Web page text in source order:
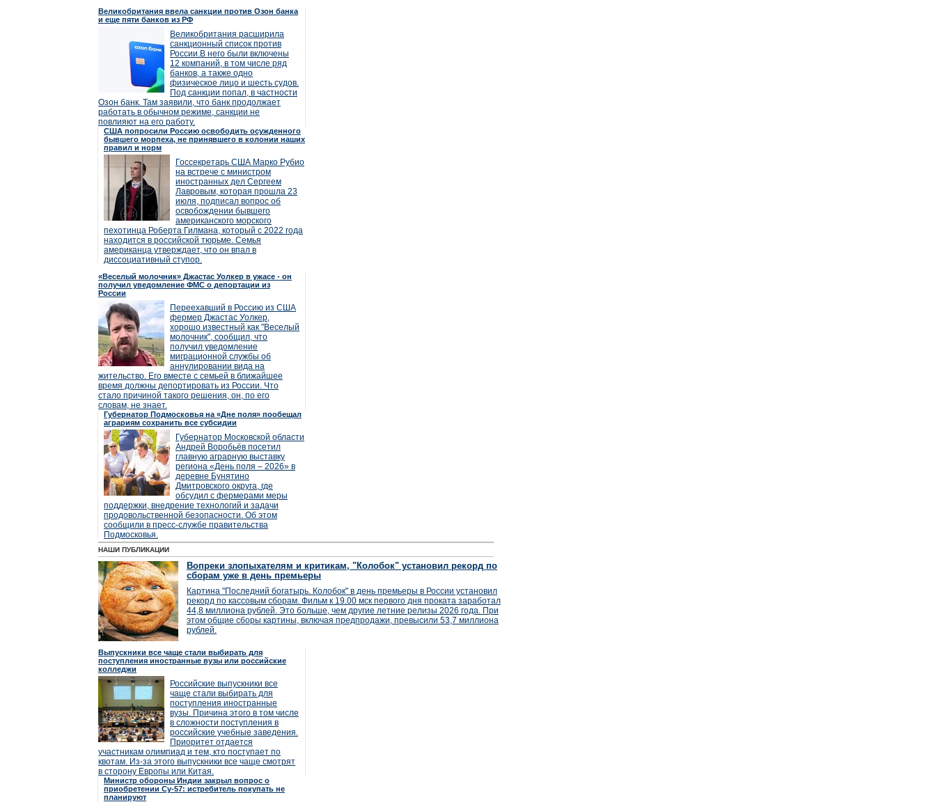
Великобритания ввела санкции против Озон банка
и еще пяти банков из РФ
Великобритания расширила
санкционный список против
России.В него были включены
12 компаний, в том числе ряд
банков, а также одно
физическое лицо и шесть судов.
Под санкции попал, в частности
Озон банк. Там заявили, что банк продолжает
работать в обычном режиме, санкции не
повлияют на его работу.
США попросили Россию освободить осужденного
бывшего морпеха, не принявшего в колонии наших
правил и норм
Госсекретарь США Марко Рубио
на встрече с министром
иностранных дел Сергеем
Лавровым, которая прошла 23
июля, подписал вопрос об
освобождении бывшего
американского морского
пехотинца Роберта Гилмана, который с 2022 года
находится в российской тюрьме. Семья
американца утверждает, что он впал в
диссоциативный ступор.
«Веселый молочник» Джастас Уолкер в ужасе - он
получил уведомление ФМС о депортации из
России
Переехавший в Россию из США
фермер Джастас Уолкер,
хорошо известный как "Веселый
молочник", сообщил, что
получил уведомление
миграционной службы об
аннулировании вида на
жительство. Его вместе с семьей в ближайшее
время должны депортировать из России. Что
стало причиной такого решения, он, по его
словам, не знает.
Губернатор Подмосковья на «Дне поля» пообещал
аграриям сохранить все субсидии
Губернатор Московской области
Андрей Воробьёв посетил
главную аграрную выставку
региона «День поля – 2026» в
деревне Бунятино
Дмитровского округа, где
обсудил с фермерами меры
поддержки, внедрение технологий и задачи
продовольственной безопасности. Об этом
сообщили в пресс-службе правительства
Подмосковья.
НАШИ ПУБЛИКАЦИИ
Вопреки злопыхателям и критикам, "Колобок" установил рекорд по
сборам уже в день премьеры
Картина "Последний богатырь. Колобок" в день премьеры в России установил
рекорд по кассовым сборам. Фильм к 19.00 мск первого дня проката заработал
44,8 миллиона рублей. Это больше, чем другие летние релизы 2026 года. При
этом общие сборы картины, включая предпродажи, превысили 53,7 миллиона
рублей.
Выпускники все чаще стали выбирать для
поступления иностранные вузы или российские
колледжи
Российские выпускники все
чаще стали выбирать для
поступления иностранные
вузы. Причина этого в том числе
в сложности поступления в
российские учебные заведения.
Приоритет отдается
участникам олимпиад и тем, кто поступает по
квотам. Из-за этого выпускники все чаще смотрят
в сторону Европы или Китая.
Министр обороны Индии закрыл вопрос о
приобретении Су-57: истребитель покупать не
планируют